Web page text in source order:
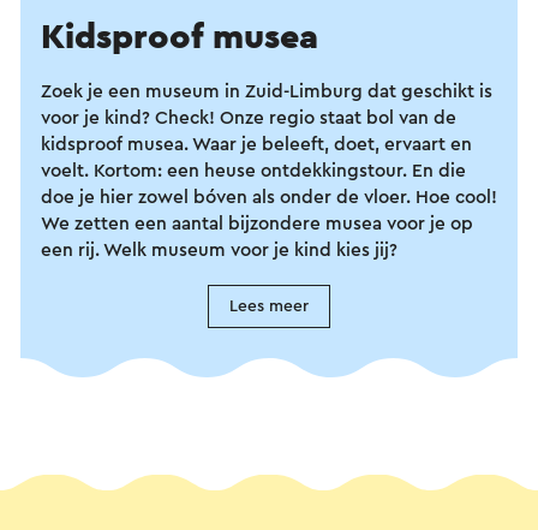
Kidsproof musea
Zoek je een museum in Zuid-Limburg dat geschikt is
voor je kind? Check! Onze regio staat bol van de
kidsproof musea. Waar je beleeft, doet, ervaart en
voelt. Kortom: een heuse ontdekkingstour. En die
doe je hier zowel bóven als onder de vloer. Hoe cool!
We zetten een aantal bijzondere musea voor je op
een rij. Welk museum voor je kind kies jij?
Lees meer